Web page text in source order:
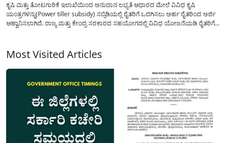
ಕೃಷಿ ಮತ್ತು ತೋಟಗಾರಿಕೆ ಇಲಾಖೆಯಿಂದ ಅನುದಾನ ಲಭ್ಯತೆ ಆಧಾರದ ಮೇಲೆ ವಿವಿಧ ಕೃಷಿ
ಯಂತ್ರಗಳನ್ನು(Power tiller subsidy) ಸಬ್ಸಿಡಿಯಲ್ಲಿ ರೈತರಿಗೆ ಒದಗಿಸಲು ಅರ್ಹ ರೈತರಿಂದ ಅರ್ಜಿ
ಆಹ್ವಾನಿಸಲಾಗಿದೆ. ರಾಜ್ಯ ಮತ್ತು ಕೇಂದ್ರ ಸರಕಾರದ ಸಹಯೋಗದಲ್ಲಿ ವಿವಿಧ ಯೋಜನೆಯಡಿ ರೈತರಿಗೆ
Most Visited Articles